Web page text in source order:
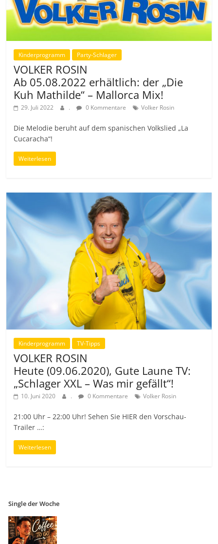
Kinderprogramm Party-Schlager
VOLKER ROSIN
Ab 05.08.2022 erhältlich: der „Die
Kuh Mathilde“ – Mallorca Mix!
29. Juli 2022 . 0 Kommentare Volker Rosin
Die Melodie beruht auf dem spanischen Volkslied „La
Cucaracha“!
Weiterlesen
Kinderprogramm TV-Tipps
VOLKER ROSIN
Heute (09.06.2020), Gute Laune TV:
„Schlager XXL – Was mir gefällt“!
10. Juni 2020 . 0 Kommentare Volker Rosin
21:00 Uhr – 22:00 Uhr! Sehen Sie HIER den Vorschau-
Trailer …:
Weiterlesen
Single der Woche